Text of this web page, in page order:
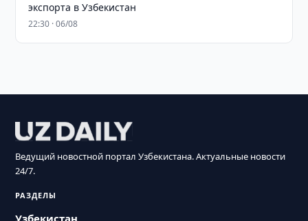
экспорта в Узбекистан
22:30 · 06/08
Ведущий новостной портал Узбекистана. Актуальные новости
24/7.
РАЗДЕЛЫ
Узбекистан